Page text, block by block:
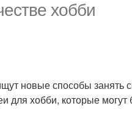
хобби
новые способы занять
для хобби, которые могут